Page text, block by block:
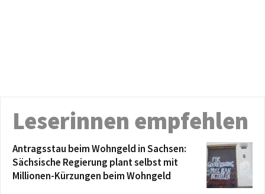
Leserinnen empfehlen
Antragsstau beim Wohngeld in Sachsen:
Sächsische Regierung plant selbst mit
Millionen-Kürzungen beim Wohngeld